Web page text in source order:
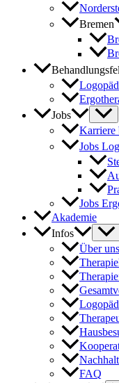
Bremen
Jobs
Karriere
Jobs
Jobs
Akademie
Infos
Über uns
FAQ